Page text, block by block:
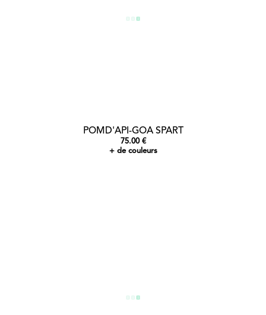
POMD'API-GOA SPART
75.00 €
+ de couleurs